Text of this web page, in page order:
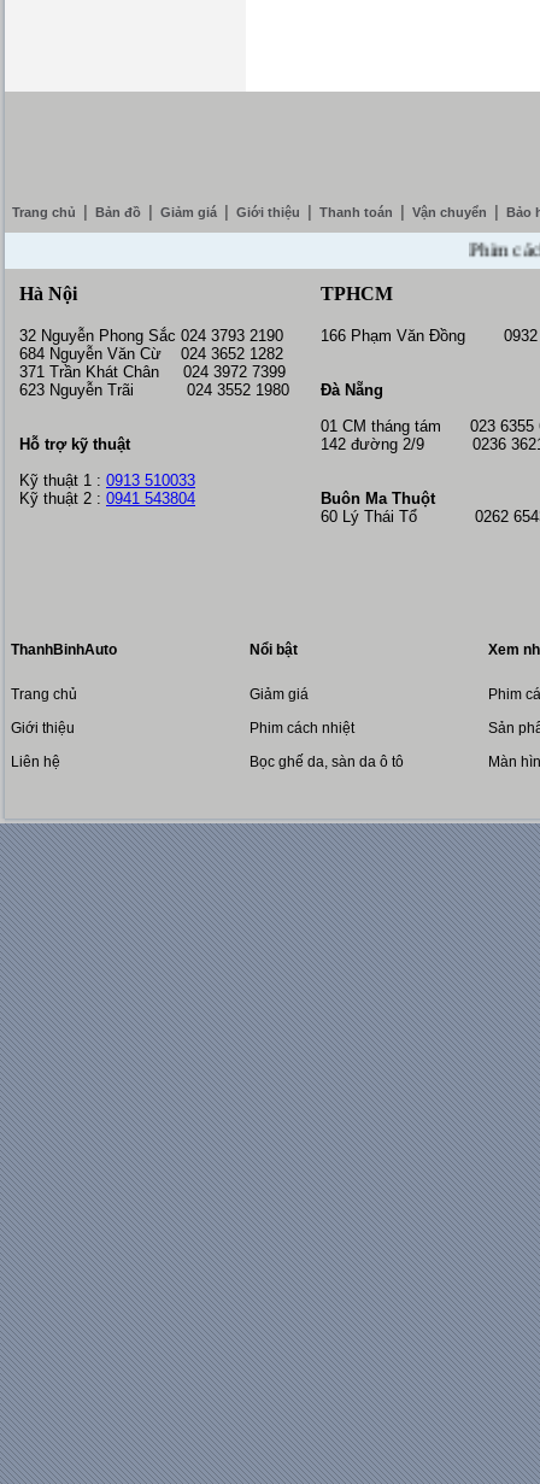
Trang chủ Bản đồ Giảm giá Giới thiệu Thanh toán Vận chuyển Bảo
Phim cách
Hà Nội
32 Nguyễn Phong Sắc 024 3793 2190
684 Nguyễn Văn Cừ 024 3652 1282
371 Trần Khát Chân 024 3972 7399
623 Nguyễn Trãi 024 3552 1980
Hỗ trợ kỹ thuật
Kỹ thuật 1 : 0913 510033
Kỹ thuật 2 : 0941 543804
TPHCM
166 Phạm Văn Đồng 0932
Đà Nẵng
01 CM tháng tám 023 6355
142 đường 2/9 0236
Buôn Ma Thuột
60 Lý Thái Tổ 0262
ThanhBinhAuto
Trang chủ
Giới thiệu
Liên hệ
Nổi bật
Giảm giá
Phim cách nhiệt
Bọc ghế da, sàn da ô tô
Xem
Phim
Sản
Màn